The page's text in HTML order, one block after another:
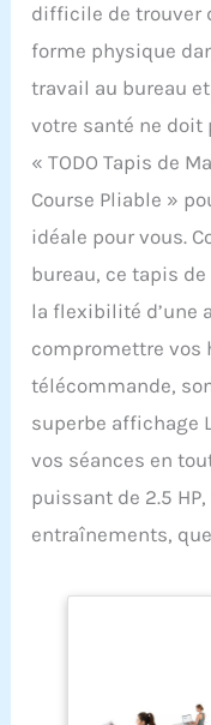
difficile de trouver
forme physique
travail au bureau
votre santé ne doit
« TODO Tapis de
Course Pliable »
idéale pour vous.
bureau, ce tapis
la flexibilité d’une
compromettre vos
télécommande,
superbe affichage
vos séances en
puissant de 2.5
entraînements,